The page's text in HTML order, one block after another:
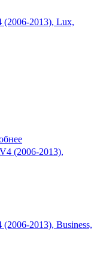
(2006-2013), Lux,
2013), Business,